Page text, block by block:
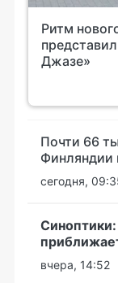
Ритм
Джазе»
Почти 66
Финляндии
сегодня,
Синоптики:
вчера, 14:52